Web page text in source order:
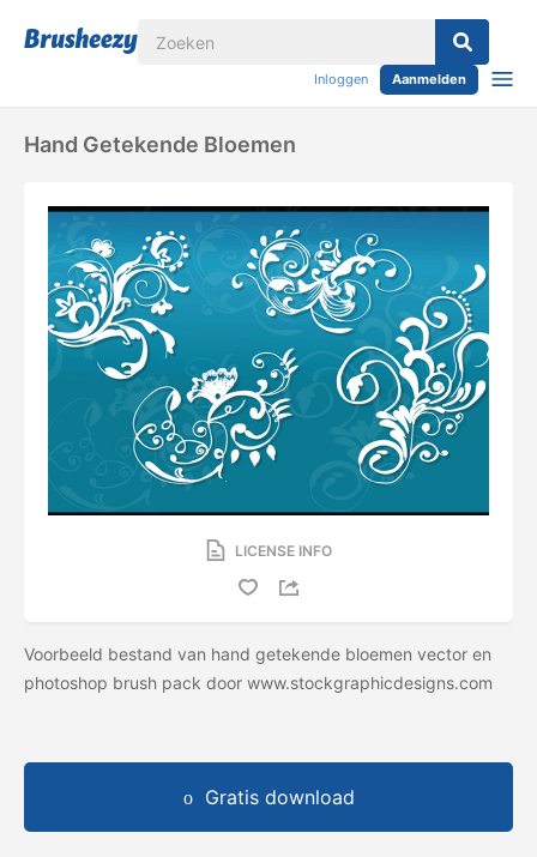
Inloggen Aanmelden
Hand Getekende Bloemen
LICENSE INFO
Voorbeeld bestand van hand getekende bloemen vector en
photoshop brush pack door www.stockgraphicdesigns.com
Gratis download